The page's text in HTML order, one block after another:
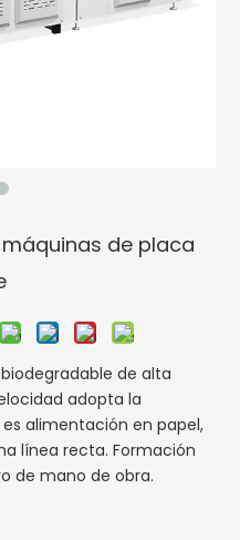
de placa
de alta
adopta la
alimentación en papel,
línea recta. Formación
de mano de obra.